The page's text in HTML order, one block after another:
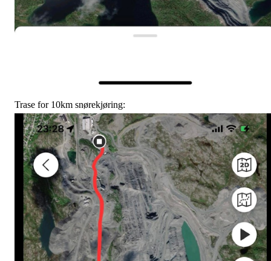
Trase for 10km snørekjøring: